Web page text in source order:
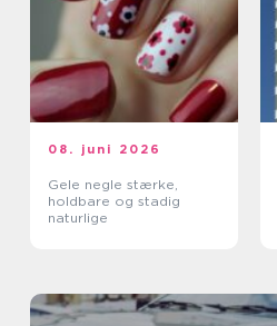
08. juni 2026
Gele negle stærke,
holdbare og stadig
naturlige